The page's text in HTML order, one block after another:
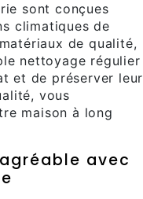
sont conçues
climatiques de
de qualité,
nettoyage régulier
et de préserver leur
vous
maison à long
avec